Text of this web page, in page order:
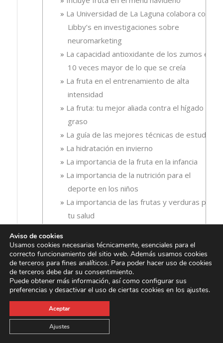
La Universidad de La Laguna colabora con
Libby’s en investigaciones sobre
neuromarketing
La capacidad antioxidante de los zumos es
10 veces mayor de lo que se creía
La fruta en el entrenamiento de alta
intensidad
La fruta: tu mejor aliada contra el hígado
graso
La guía de las mejores técnicas de estudio
La hidratación en invierno
La importancia de la fruta en la infancia
La importancia de la nutrición para el
deporte en los niños
La importancia de las frutas y verduras para
tu salud
embarazo
La importancia de las vitaminas y minerales
en la nutrición deportiva
La importancia de los alimentos en el
La importancia de tener un intestino sano
La importancia de una buena hidratación
para mantener la salud
Aviso de cookies
Usamos cookies necesarias técnicamente, esenciales para el
correcto funcionamiento del sitio web. Además usamos cookies
de terceros para fines analíticos. Para poder hacer uso de cookies
de terceros debe dar su consentimiento.
Puede obtener más información, así como configurar sus
preferencias y desactivar el uso de ciertas cookies en los ajustes.
Aceptar
Ajustes